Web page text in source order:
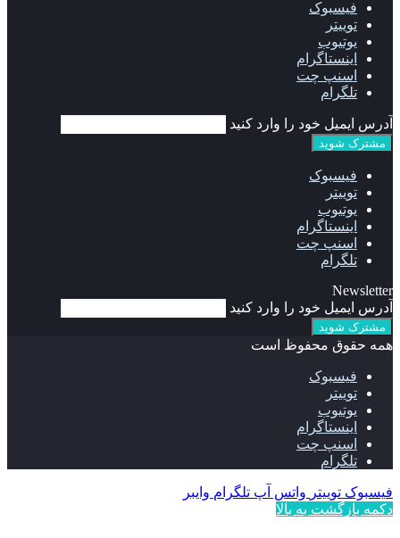
فیسبوک
توییتر
یوتیوب
اینستاگرام
اسنپ چت
تلگرام
آدرس ایمیل خود را وارد کنید
فیسبوک
توییتر
یوتیوب
اینستاگرام
اسنپ چت
تلگرام
Newsletter
آدرس ایمیل خود را وارد کنید
همه حقوق محفوظ است
فیسبوک
توییتر
یوتیوب
اینستاگرام
اسنپ چت
تلگرام
فیسبوک توییتر واتس آپ تلگرام وایبر
دکمه بازگشت به بالا